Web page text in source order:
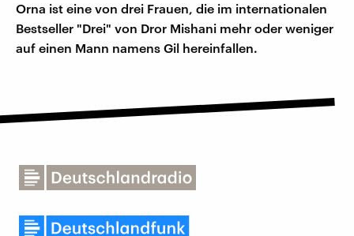
Orna ist eine von drei Frauen, die im internationalen
Bestseller "Drei" von Dror Mishani mehr oder weniger
auf einen Mann namens Gil hereinfallen.